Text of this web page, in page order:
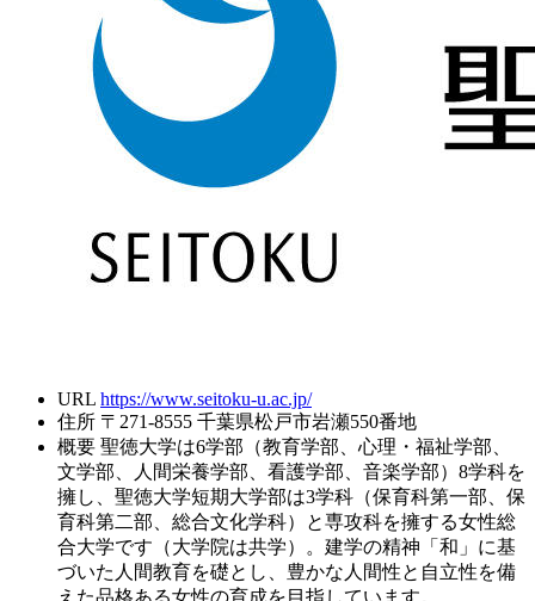
URL https://www.seitoku-u.ac.jp/
住所 〒271-8555 千葉県松戸市岩瀬550番地
概要 聖徳大学は6学部（教育学部、心理・福祉学部、
文学部、人間栄養学部、看護学部、音楽学部）8学科を
擁し、聖徳大学短期大学部は3学科（保育科第一部、保
育科第二部、総合文化学科）と専攻科を擁する女性総
合大学です（大学院は共学）。建学の精神「和」に基
づいた人間教育を礎とし、豊かな人間性と自立性を備